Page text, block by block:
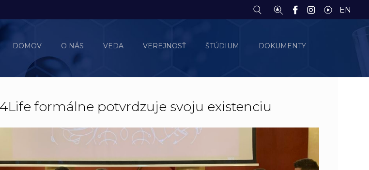
DOMOV O NÁS VEDA VEREJNOSŤ ŠTÚDIUM DOKUMENTY
EN
formálne potvrdzuje svoju existenciu